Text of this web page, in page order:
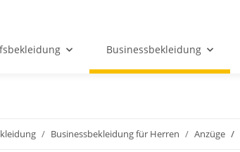
Businessbekleidung
Businessbekleidung für Herren Anzüge